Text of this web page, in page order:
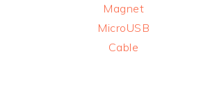
Magnet
MicroUSB
Cable